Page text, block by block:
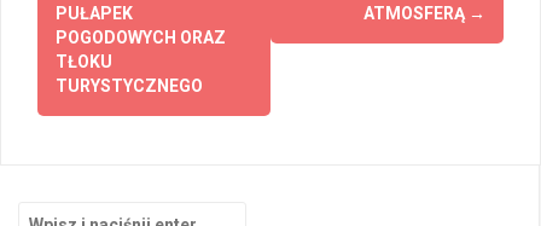
PUŁAPEK
POGODOWYCH ORAZ
TŁOKU
TURYSTYCZNEGO
ATMOSFERĄ →